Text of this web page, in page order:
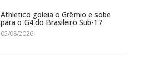
Athletico goleia o Grêmio e sobe
para o G4 do Brasileiro Sub-17
05/08/2026